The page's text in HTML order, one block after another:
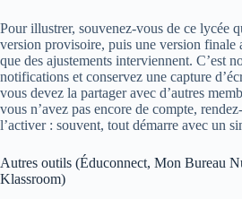
Pour illustrer, souvenez-vous de ce lycée
version provisoire, puis une version finale
que des ajustements interviennent. C’est
notifications et conservez une capture
vous devez la partager avec d’autres
vous n’avez pas encore de compte,
l’activer : souvent, tout démarre avec un
Autres outils (Éduconnect, Mon Bureau
Klassroom)